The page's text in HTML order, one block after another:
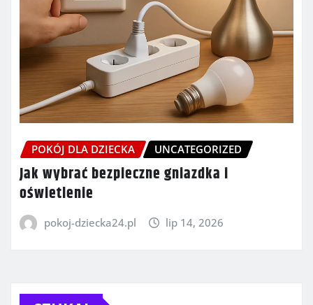
POKÓJ DLA DZIECKA UNCATEGORIZED
Jak wybrać bezpieczne gniazdka i
oświetlenie
pokoj-dziecka24.pl lip 14, 2026